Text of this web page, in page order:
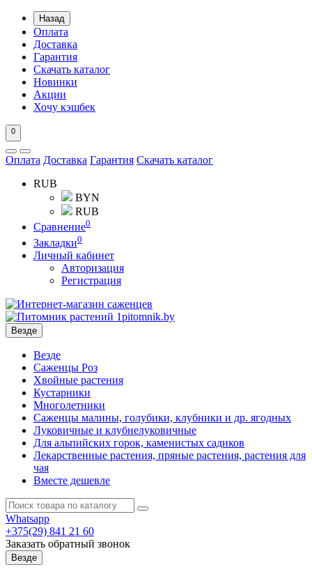
Назад
Оплата
Доставка
Гарантия
Скачать каталог
Новинки
Акции
Хочу кэшбек
0
Оплата Доставка Гарантия Скачать каталог
RUB
BYN
RUB
Сравнение0
Закладки0
Личный кабинет
Авторизация
Регистрация
Везде
Везде
Саженцы Роз
Хвойные растения
Кустарники
Многолетники
Саженцы малины, голубики, клубники и др. ягодных
Луковичные и клубнелуковичные
Для альпийских горок, каменистых садиков
Лекарственные растения, пряные растения, растения для
чая
Вместе дешевле
Whatsapp
+375(29) 841 21 60
Заказать обратный звонок
Везде